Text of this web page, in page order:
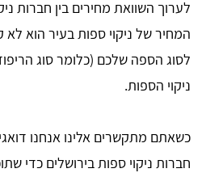
לערוך השוואת מחירים בין חברות
המחיר של ניקוי ספות בעיר הוא
לסוג הספה שלכם (כלומר סוג
ניקוי הספות.
חברות ניקוי ספות בירושלים כדי